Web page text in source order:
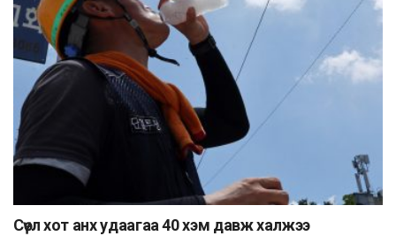
Сөүл хот анх удаагаа 40 хэм давж халжээ